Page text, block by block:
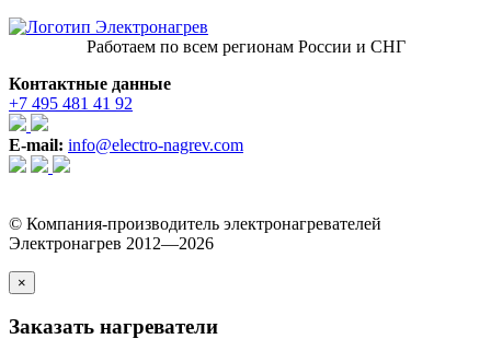
Работаем по всем регионам России и СНГ
Контактные данные
+7 495 481 41 92
E-mail: info@electro-nagrev.com
© Компания-производитель электронагревателей
Электронагрев 2012—2026
×
Заказать нагреватели